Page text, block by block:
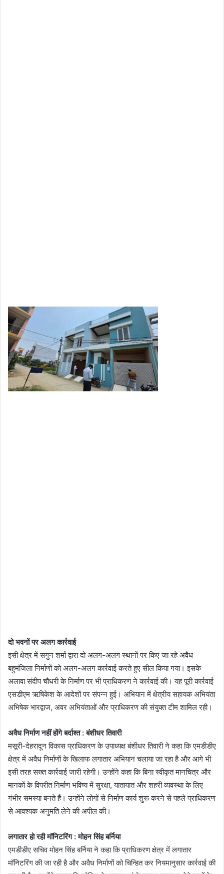
दो भवनों पर अलग कार्रवाई
इसी क्षेत्र में सगुन शर्मा द्वारा दो अलग-अलग स्थानों पर किए जा रहे अवैध
बहुमंजिला निर्माणों को अलग-अलग कार्रवाई करते हुए सील किया गया। इसके
अलावा संदीप चौधरी के निर्माण पर भी प्राधिकरण ने कार्रवाई की। यह पूरी कार्रवाई
एसडीएम ऋषिकेश के आदेशों पर संपन्न हुई। अभियान में क्षेत्रीय सहायक अभियंता
अभिषेक भारद्वाज, अवर अभियंताओं और प्राधिकरण की संयुक्त टीम शामिल रही।
अवैध निर्माण नहीं होंगे बर्दाश्त : बंशीधर तिवारी
मसूरी-देहरादून विकास प्राधिकरण के उपाध्यक्ष बंशीधर तिवारी ने कहा कि एमडीडीए
क्षेत्र में अवैध निर्माणों के खिलाफ लगातार अभियान चलाया जा रहा है और आगे भी
इसी तरह सख्त कार्रवाई जारी रहेगी। उन्होंने कहा कि बिना स्वीकृत मानचित्र और
मानकों के विपरीत निर्माण भविष्य में सुरक्षा, यातायात और शहरी व्यवस्था के लिए
गंभीर समस्या बनते हैं। उन्होंने लोगों से निर्माण कार्य शुरू करने से पहले प्राधिकरण
से आवश्यक अनुमति लेने की अपील की।
लगातार हो रही मॉनिटरिंग : मोहन सिंह बर्निया
एमडीडीए सचिव मोहन सिंह बर्निया ने कहा कि प्राधिकरण क्षेत्र में लगातार
मॉनिटरिंग की जा रही है और अवैध निर्माणों को चिन्हित कर नियमानुसार कार्रवाई की